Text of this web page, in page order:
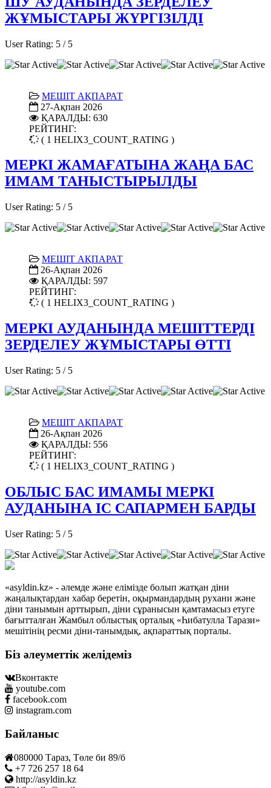
ЖҰМЫСТАРЫ ЖҮРГІЗІЛДІ
User Rating: 5 / 5
МЕШІТ АҚПАРАТ
27-Ақпан 2026
ҚАРАЛДЫ: 630
РЕЙТИНГ:
( 1 HELIX3_COUNT_RATING )
МЕРКІ ЖАМАҒАТЫНА ЖАҢА БАС
ИМАМ ТАНЫСТЫРЫЛДЫ
User Rating: 5 / 5
МЕШІТ АҚПАРАТ
26-Ақпан 2026
ҚАРАЛДЫ: 597
РЕЙТИНГ:
( 1 HELIX3_COUNT_RATING )
МЕРКІ АУДАНЫНДА МЕШІТТЕРДІ
ЗЕРДЕЛЕУ ЖҰМЫСТАРЫ ӨТТІ
User Rating: 5 / 5
МЕШІТ АҚПАРАТ
26-Ақпан 2026
ҚАРАЛДЫ: 556
РЕЙТИНГ:
( 1 HELIX3_COUNT_RATING )
ОБЛЫС БАС ИМАМЫ МЕРКІ
АУДАНЫНА ІС САПАРМЕН БАРДЫ
User Rating: 5 / 5
«asyldin.kz» - әлемде және елімізде болып жатқан діни
жаңалықтардан хабар беретін, оқырмандардың рухани және
діни танымын арттырып, діни сұранысын қамтамасыз етуге
бағытталған Жамбыл облыстық орталық «Һибатулла Тарази»
мешітінің ресми діни-танымдық, ақпараттық порталы.
Біз әлеуметтік желідеміз
Вконтакте
youtube.com
facebook.com
instagram.com
Байланыс
080000 Тараз, Төле би 89/б
+7 726 257 18 64
http://asyldin.kz